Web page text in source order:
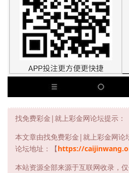
找免费彩金|就上彩金网论坛提示：
本文章由找免费彩金|就上彩金网论
论坛地址：【https://
本站资源全部来源于互联网收录，